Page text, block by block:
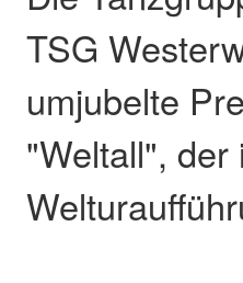
TSG
umjubelte
"Weltall", der